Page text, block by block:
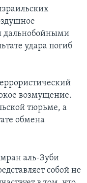
дальнобойными
удара погиб
возмущение.
тюрьме, а
обмена
аль-Зуби
собой не